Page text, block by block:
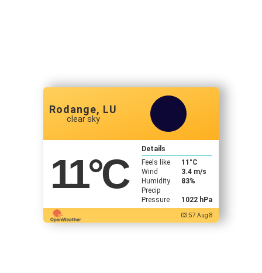
Rodange, LU
clear sky
11°C
Details
Feels like
11 °C
Wind
3.4 m/s
Humidity
83%
Precip
Pressure
1022 hPa
03:57 Aug 8